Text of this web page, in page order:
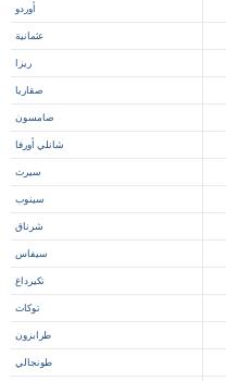
أوردو
عثمانية
ريزا
صقاريا
صامسون
شانلي أورفا
سيرت
سينوب
شرناق
سيفاس
تكيرداغ
توكات
طرابزون
طونجالي